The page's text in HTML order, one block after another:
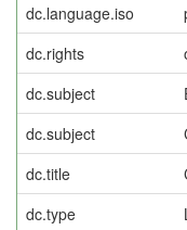
dc.language.iso
dc.rights
dc.subject
dc.subject
dc.title
dc.type